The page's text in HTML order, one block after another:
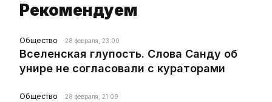
Рекомендуем
Общество 28 февраля, 23:00
Вселенская глупость. Слова Санду об
унире не согласовали с кураторами
Общество 28 февраля, 21:09